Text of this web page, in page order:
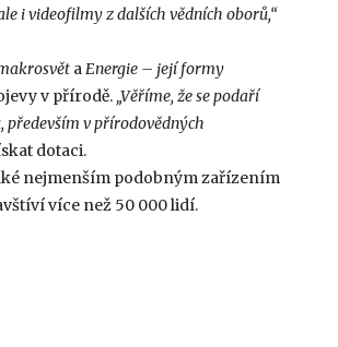
i videofilmy z dalších vědních oborů,“
aEnergie – její formy
v přírodě. „Věříme, že se podaří
především v přírodovědných
dotaci.
nejmenším podobným zařízením
více než 50 000 lidí.